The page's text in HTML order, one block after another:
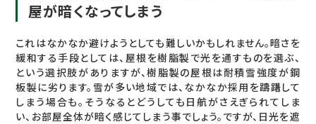
屋が暗くなってしまう
これはなかなか避けようとしても難しいかもしれません。暗さを
緩和する手段としては、屋根を樹脂製で光を通すものを選ぶ、
という選択肢がありますが、樹脂製の屋根は耐積雪強度が鋼
板製に劣ります。雪が多い地域では、なかなか採用を躊躇して
しまう場合も。そうなるとどうしても日航がさえぎられてしま
い、お部屋全体が暗く感じてしまう事でしょう。ですが、日光を遮